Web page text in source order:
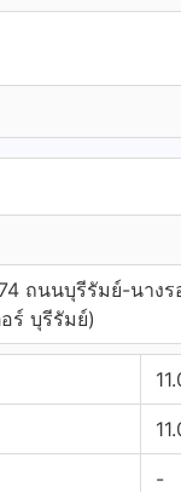
ถนนบุรีรัมย์-นาง
ร์ บุรีรัมย์)
-